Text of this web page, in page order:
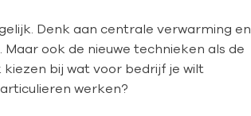
Denk aan centrale verwarming en
ook de nieuwe technieken als de
bij wat voor bedrijf je wilt
werken?